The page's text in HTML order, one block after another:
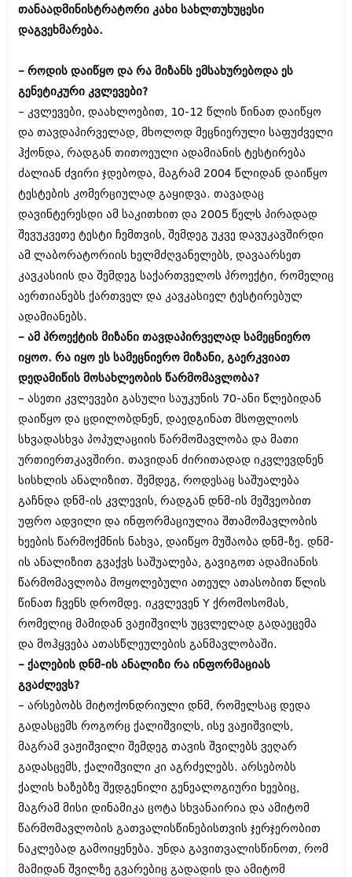
არქივი
ივნისი 2018 (244)
მაისი 2018 (211)
აპრილი 2018 (194)
მარტი 2018 (256)
თებერვალი 2018 (208)
იანვარი 2018 (215)
დეკემბერი 2017 (243)
ნოემბერი 2017 (212)
ოქტომბერი 2017 (231)
სექტემბერი 2017 (261)
აგვისტო 2017 (212)
ივლისი 2017 (233)
მაისი 2017 (216)
აპრილი 2017 (220)
მარტი 2017 (212)
თებერვალი 2017 (205)
იანვარი 2017 (246)
დეკემბერი 2016 (207)
ნოემბერი 2016 (207)
ოქტომბერი 2016 (257)
სექტემბერი 2016 (224)
აგვისტო 2016 (258)
ივლისი 2016 (211)
ივნისი 2016 (221)
აპრილი 2016 (215)
მარტი 2016 (200)
თებერვალი 2016 (250)
იანვარი 2016 (206)
დეკემბერი 2015 (207)
ნოემბერი 2015 (264)
ოქტომბერი 2015 (204)
სექტემბერი 2015 (215)
აგვისტო 2015 (286)
ივლისი 2015 (173)
ივნისი 2015 (261)
მაისი 2015 (194)
მარტი 2015 (365)
თებერვალი 2015 (286)
იანვარი 2015 (247)
დეკემბერი 2014 (342)
ნოემბერი 2014 (290)
ოქტომბერი 2014 (292)
სექტემბერი 2014 (394)
აგვისტო 2014 (248)
ივლისი 2014 (313)
ივნისი 2014 (366)
მაისი 2014 (313)
აპრილი 2014 (290)
სექტემბერი 2020 (204)
აგვისტო 2020 (249)
არქივის ზომის ნახვა
თანაადმინისტრატორი კახისახლთუხუცესი
დაგვეხმარება.
– როდის დაიწყო და რა მიზანს ემსახურებოდა ეს
გენეტიკური კვლევები?
– კვლევები, დაახლოებით, 10-12 წლის წინათ დაიწყო
და თავდაპირველად, მხოლოდ მეცნიერული საფუძველი
ჰქონდა, რადგან თითოეული ადამიანის ტესტირება
ძალიან ძვირი ჯდებოდა, მაგრამ 2004 წლიდან დაიწყო
ტესტების კომერციულად გაყიდვა. თავადაც
დავინტერესდი ამ საკითხით და 2005 წელს პირადად
შევუკვეთე ტესტი ჩემთვის, შემდეგ უკვე დავუკავშირდი
ამ ლაბორატორიის ხელმძღვანელებს, დავაარსეთ
კავკასიის და შემდეგ საქართველოს პროექტი, რომელიც
აერთიანებს ქართველ და კავკასიელ ტესტირებულ
ადამიანებს.
– ამ პროექტის მიზანი თავდაპირველად სამეცნიერო
იყოო. რა იყო ეს სამეცნიერო მიზანი, გაერკვიათ
დედამიწის მოსახლეობის წარმომავლობა?
– ასეთი კვლევები გასული საუკუნის 70-ანი წლებიდან
დაიწყო და ცდილობდნენ, დაედგინათ მსოფლიოს
სხვადასხვა პოპულაციის წარმომავლობა და მათი
ურთიერთკავშირი. თავიდან ძირითადად იკვლევდნენ
სისხლის ანალიზით. შემდეგ, როდესაც საშუალება
გაჩნდა დნმ-ის კვლევის, რადგან დნმ-ის მეშვეობით
უფრო ადვილი და ინფორმაციულია შთამომავლობის
ხეების წარმოქმნის ნახვა, დაიწყო მუშაობა დნმ-ზე. დნმ-
ის ანალიზით გვაქვს საშუალება, გავიგოთ ადამიანის
წარმომავლობა მოყოლებული ათეულ ათასობით წლის
წინათ ჩვენს დრომდე. იკვლევენ Y ქრომოსომას,
რომელიც მამიდან ვაჟიშვილს უცვლელად გადაეცემა
და მოჰყვება ათასწლეულების განმავლობაში.
– ქალების დნმ-ის ანალიზი რა ინფორმაციას
გვაძლევს?
– არსებობს მიტოქონდრიული დნმ, რომელსაც დედა
გადასცემს როგორც ქალიშვილს, ისე ვაჟიშვილს,
მაგრამ ვაჟიშვილი შემდეგ თავის შვილებს ვეღარ
გადასცემს, ქალიშვილი კი აგრძელებს. არსებობს
ქალის ხაზებზე შედგენილი გენეალოგიური ხეებიც,
მაგრამ მისი დინამიკა ცოტა სხვანაირია და ამიტომ
წარმომავლობის გათვალისწინებისთვის ჯერჯერობით
ნაკლებად გამოიყენება. უნდა გავითვალისწინოთ, რომ
მამიდან შვილზე გვარებიც გადადის და ამიტომ